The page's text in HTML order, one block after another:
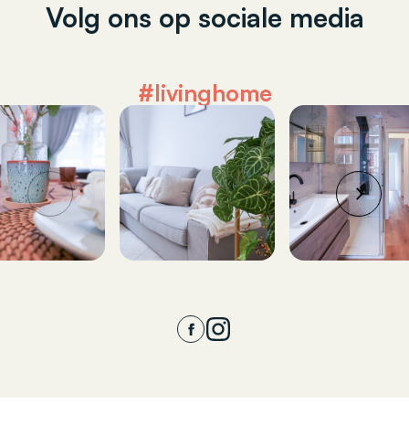
Volg ons op sociale media
#livinghome